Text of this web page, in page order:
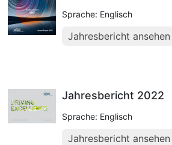
Sprache: Englisch
Jahresbericht ansehen
Jahresbericht 2022
Sprache: Englisch
Jahresbericht ansehen